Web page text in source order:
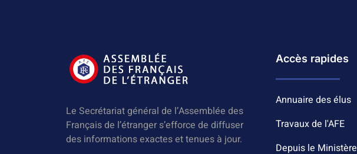
Le Secrétariat général de l’Assemblée des
Français de l’étranger s’efforce de diffuser
des informations exactes et tenues à jour.
Accès rapides
Annuaire des élus
Travaux de l'AFE
Depuis le Ministère